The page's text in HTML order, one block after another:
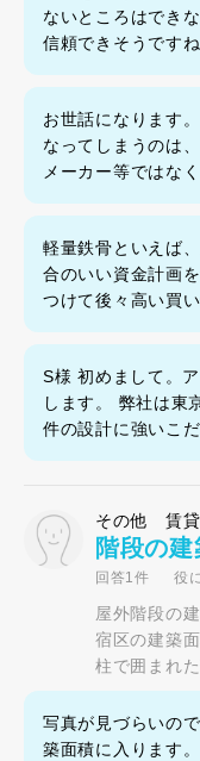
ないところはでき
信頼できそうです
お世話になります
なってしまうのは
メーカー等ではな
軽量鉄骨といえば
合のいい資金計画
つけて後々高い買
S様 初めまして。
します。 弊社は東
件の設計に強いこ
その他 賃貸
階段の
回答1件 役
屋外階段の
宿区の建築
柱で囲まれ
写真が見づらいの
築面積に入ります